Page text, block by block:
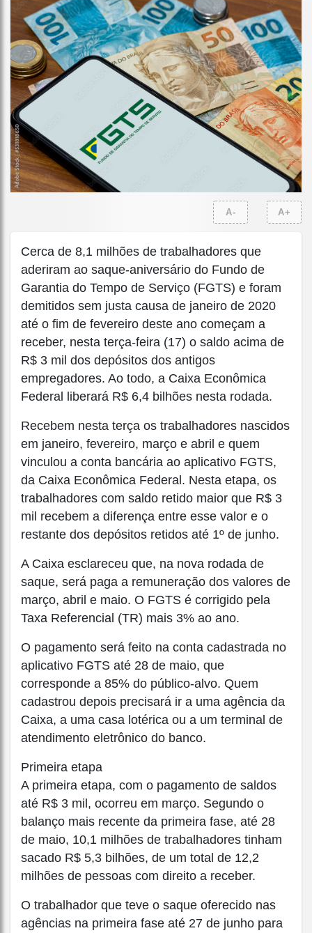
A- A+
Cerca de 8,1 milhões de trabalhadores que
aderiram ao saque-aniversário do Fundo de
Garantia do Tempo de Serviço (FGTS) e foram
demitidos sem justa causa de janeiro de 2020
até o fim de fevereiro deste ano começam a
receber, nesta terça-feira (17) o saldo acima de
R$ 3 mil dos depósitos dos antigos
empregadores. Ao todo, a Caixa Econômica
Federal liberará R$ 6,4 bilhões nesta rodada.
Recebem nesta terça os trabalhadores nascidos
em janeiro, fevereiro, março e abril e quem
vinculou a conta bancária ao aplicativo FGTS,
da Caixa Econômica Federal. Nesta etapa, os
trabalhadores com saldo retido maior que R$ 3
mil recebem a diferença entre esse valor e o
restante dos depósitos retidos até 1º de junho.
A Caixa esclareceu que, na nova rodada de
saque, será paga a remuneração dos valores de
março, abril e maio. O FGTS é corrigido pela
Taxa Referencial (TR) mais 3% ao ano.
O pagamento será feito na conta cadastrada no
aplicativo FGTS até 28 de maio, que
corresponde a 85% do público-alvo. Quem
cadastrou depois precisará ir a uma agência da
Caixa, a uma casa lotérica ou a um terminal de
atendimento eletrônico do banco.
Primeira etapa
A primeira etapa, com o pagamento de saldos
até R$ 3 mil, ocorreu em março. Segundo o
balanço mais recente da primeira fase, até 28
de maio, 10,1 milhões de trabalhadores tinham
sacado R$ 5,3 bilhões, de um total de 12,2
milhões de pessoas com direito a receber.
O trabalhador que teve o saque oferecido nas
agências na primeira fase até 27 de junho para